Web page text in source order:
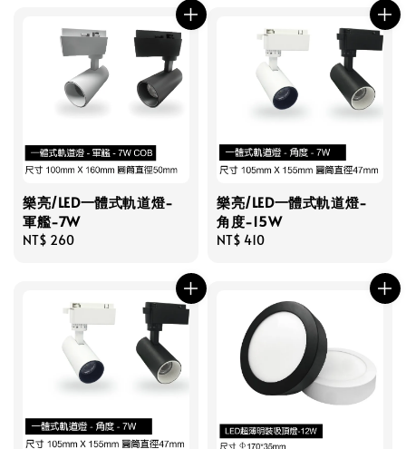
樂亮/LED一體式軌道燈-
軍艦-7W
Regular
NT$ 260
樂亮/LED一體式軌道燈-
角度-15W
Regular
NT$ 410